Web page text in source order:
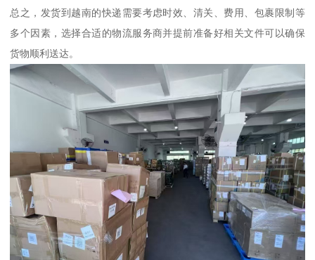
总之，发货到越南的快递需要考虑时效、清关、费用、包裹限制等
多个因素，选择合适的物流服务商并提前准备好相关文件可以确保
货物顺利送达。